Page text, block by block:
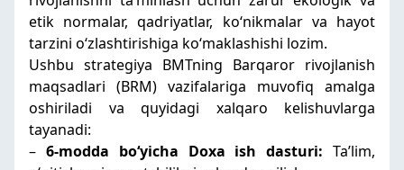
etik normalar, qadriyatlar, koʻnikmalar va hayot
tarzini oʻzlashtirishiga koʻmaklashishi lozim.
Ushbu strategiya BMTning Barqaror rivojlanish
maqsadlari (BRM) vazifalariga muvofiq amalga
oshiriladi va quyidagi xalqaro kelishuvlarga
tayanadi:
– 6-modda boʻyicha Doxa ish dasturi: Taʼlim,